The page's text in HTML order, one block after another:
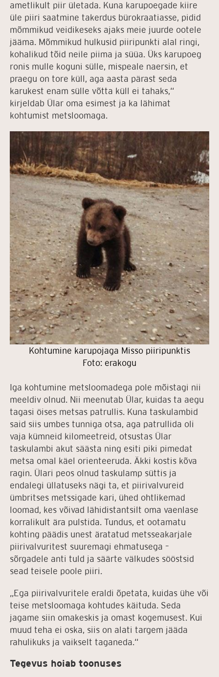
ametlikult piir ületada. Kuna karupoegade kiire
üle piiri saatmine takerdus bürokraatiasse, pidid
mõmmikud veidikeseks ajaks meie juurde ootele
jääma. Mõmmikud hulkusid piiripunkti alal ringi,
kohalikud tõid neile piima ja süüa. Üks karupoeg
ronis mulle koguni sülle, mispeale naersin, et
praegu on tore küll, aga aasta pärast seda
karukest enam sülle võtta küll ei tahaks,“
kirjeldab Ülar oma esimest ja ka lähimat
kohtumist metsloomaga.
Kohtumine karupojaga Misso piiripunktis
Foto: erakogu
Iga kohtumine metsloomadega pole mõistagi nii
meeldiv olnud. Nii meenutab Ülar, kuidas ta aegu
tagasi öises metsas patrullis. Kuna taskulambid
said siis umbes tunniga otsa, aga patrullida oli
vaja kümneid kilomeetreid, otsustas Ülar
taskulambi akut säästa ning esiti piki pimedat
metsa omal käel orienteeruda. Äkki kostis kõva
ragin. Ülari peos olnud taskulamp süttis ja
endalegi üllatuseks nägi ta, et piirivalvureid
ümbritses metssigade kari, ühed ohtlikemad
loomad, kes võivad lähidistantsilt oma vaenlase
korralikult ära pulstida. Tundus, et ootamatu
kohting päädis unest äratatud metsseakarjale
piirivalvuritest suuremagi ehmatusega –
sõrgadele anti tuld ja säärte välkudes sööstsid
sead teisele poole piiri.
„Ega piirivalvuritele eraldi õpetata, kuidas ühe või
teise metsloomaga kohtudes käituda. Seda
jagame siin omakeskis ja omast kogemusest. Kui
muud teha ei oska, siis on alati targem jääda
rahulikuks ja vaikselt taganeda.“
Tegevus hoiab toonuses